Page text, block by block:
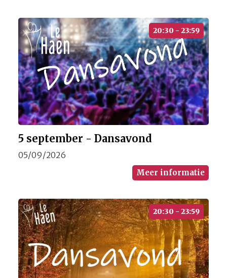
5 september - Dansavond
05/09/2026
20:30 - 23:59
Meer informatie
20:30 - 23:59